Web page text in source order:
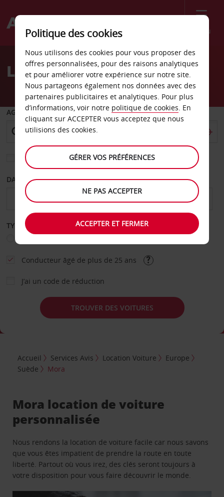
Menu
Welcome
AvisLocation de voiture Mora
AGENCE DE DÉPART
Sélectionnez une autre agence de retour
DATE DE DÉPART DATE DE RETOUR
TYPE DE LOCATION
Conducteur âgé de plus de 25 ans
J’ai un code de réduction
TROUVER DES VOITURES
Accueil Services Avis Location Voiture
Europe
Suède
Mora
Mora location de voiture
personnalisée
Nous rendons la location de voiture facile car nous savons
que vous êtes impatient de prendre la route en toute
liberté. Partout où vous irez, des clés seront toujours à
votre disposition pour vous faire découvrir le monde.
Politique des cookies
Nous utilisons des cookies pour vous proposer des
offres personnalisées, pour des raisons analytiques
et pour améliorer votre expérience sur notre site.
Nous partageons également nos données avec des
partenaires publicitaires et analytiques. Pour plus
d’informations, voir notre politique de cookies. En
cliquant sur ACCEPTER vous acceptez que nous
utilisions des cookies.
GÉRER VOS PRÉFÉRENCES
NE PAS ACCEPTER
ACCEPTER ET FERMER